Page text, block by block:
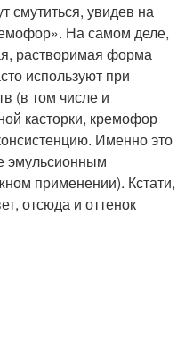
смутиться, увидев на
На самом деле,
растворимая форма
используют при
(в том числе и
касторки, кремофор
Именно это
эмульсионным
применении). Кстати,
отсюда и оттенок